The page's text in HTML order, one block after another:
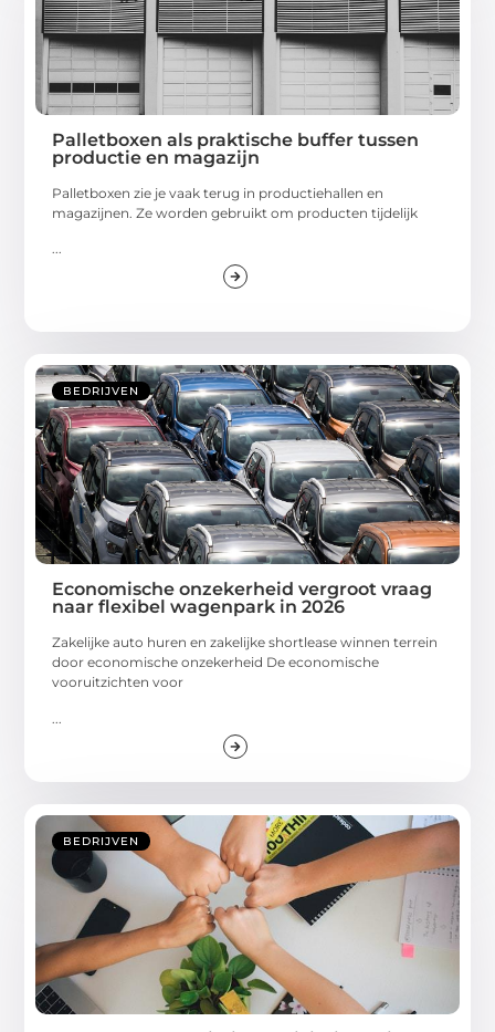
Palletboxen als praktische buffer tussen
productie en magazijn
Palletboxen zie je vaak terug in productiehallen en
magazijnen. Ze worden gebruikt om producten tijdelijk
...
BEDRIJVEN
Economische onzekerheid vergroot vraag
naar flexibel wagenpark in 2026
Zakelijke auto huren en zakelijke shortlease winnen terrein
door economische onzekerheid De economische
vooruitzichten voor
BEDRIJVEN